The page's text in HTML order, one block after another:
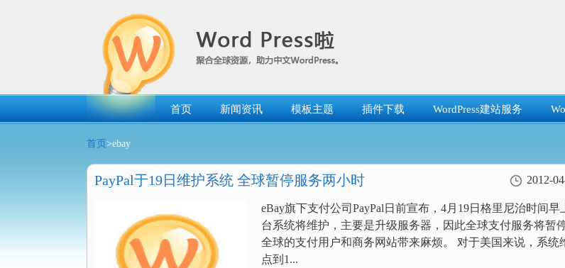
首页 新闻资讯 模板主题 插件下载 WordPress建站服务
首页 >ebay
PayPal于19日维护系统 全球暂停服务两小时 2012-
eBay旗下支付公司PayPal日前宣布，4月19日格里尼治时间早
台系统将维护，主要是升级服务器，因此全球支付服务将暂
全球的支付用户和商务网站带来麻烦。 对于美国来说，系统
点到1...